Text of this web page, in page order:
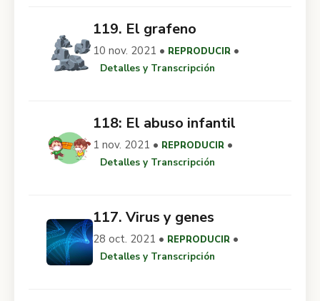
119. El grafeno
10 nov. 2021 • REPRODUCIR •
Detalles y Transcripción
118: El abuso infantil
1 nov. 2021 • REPRODUCIR •
Detalles y Transcripción
117. Virus y genes
28 oct. 2021 • REPRODUCIR •
Detalles y Transcripción